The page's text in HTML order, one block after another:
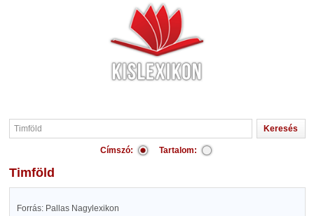
Címszó: Tartalom:
Timföld
Forrás: Pallas Nagylexikon